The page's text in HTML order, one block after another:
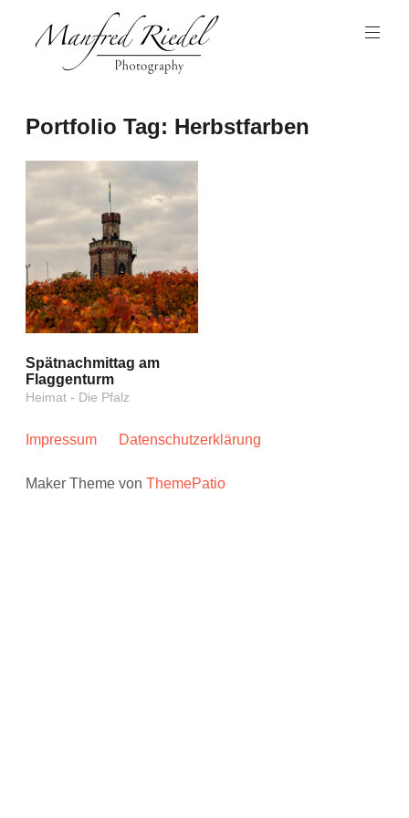
Inhalt
Manfred
Riedel
Portfolio Tag: Herbstfarben
Spätnachmittag am
Flaggenturm
Heimat - Die Pfalz
Impressum Datenschutzerklärung
Maker Theme vonThemePatio